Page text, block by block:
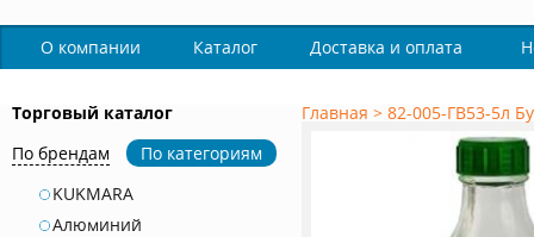
О компании Каталог Доставка и оплата
Торговый каталог
По брендам
По категориям
KUKMARA
Алюминий
Главная > 82-005-ГВ53-5л